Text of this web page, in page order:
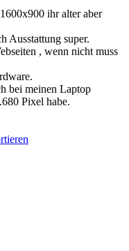
ihr alter aber
Ausstattung super.
, wenn nicht muss
bei meinen Laptop
Pixel habe.